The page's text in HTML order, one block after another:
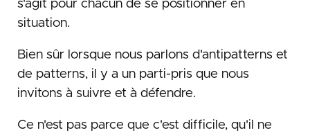
s'agit pour chacun de se positionner en
situation.
Bien sûr lorsque nous parlons d'antipatterns et
de patterns, il y a un parti-pris que nous
invitons à suivre et à défendre.
Ce n'est pas parce que c'est difficile, qu'il ne